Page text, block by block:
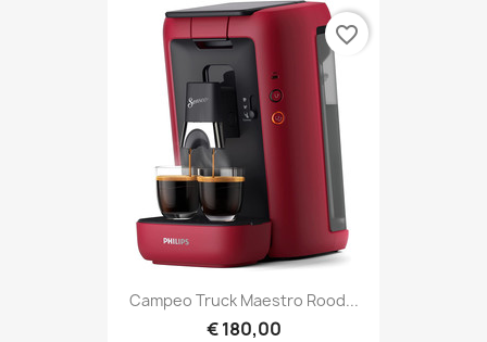
Campeo Truck Maestro Rood...
€ 180,00
favorite_border